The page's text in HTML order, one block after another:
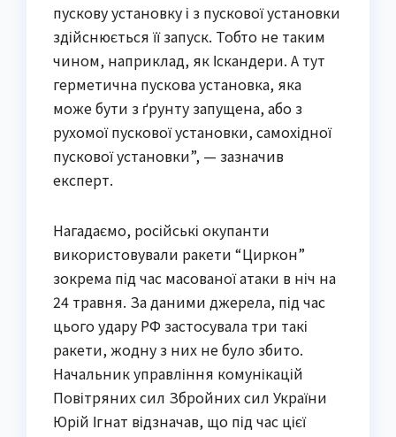
пускову установку і з пускової установки
здійснюється її запуск. Тобто не таким
чином, наприклад, як Іскандери. А тут
герметична пускова установка, яка
може бути з ґрунту запущена, або з
рухомої пускової установки, самохідної
пускової установки”, — зазначив
експерт.
Нагадаємо, російські окупанти
використовували ракети “Циркон”
зокрема під час масованої атаки в ніч на
24 травня. За даними джерела, під час
цього удару РФ застосувала три такі
ракети, жодну з них не було збито.
Начальник управління комунікацій
Повітряних сил Збройних сил України
Юрій Ігнат відзначав, що під час цієї